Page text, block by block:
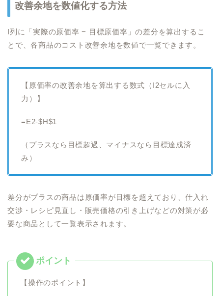
改善余地を数値化する方法
I列に「実際の原価率 − 目標原価率」の差分を算出するこ
とで、各商品のコスト改善余地を数値で一覧できます。
【原価率の改善余地を算出する数式（I2セルに入
力）】
=E2-$H$1
（プラスなら目標超過、マイナスなら目標達成済
み）
差分がプラスの商品は原価率が目標を超えており、仕入れ
交渉・レシピ見直し・販売価格の引き上げなどの対策が必
要な商品として一覧表示されます。
【操作のポイント】